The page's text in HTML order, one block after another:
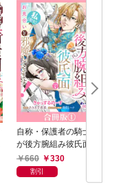
自称・保護者の騎士様
が後方腕組み彼氏面で
私（聖女）のお見合い
を邪魔してきます！
660 330
割引